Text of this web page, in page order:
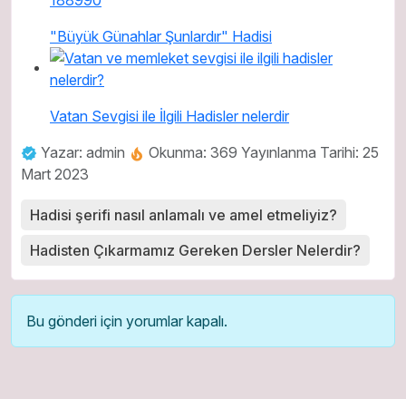
"Büyük Günahlar Şunlardır" Hadisi
Vatan Sevgisi ile İlgili Hadisler nelerdir
Yazar: admin
Okunma: 369 Yayınlanma Tarihi: 25
Mart 2023
Hadisi şerifi nasıl anlamalı ve amel etmeliyiz?
Hadisten Çıkarmamız Gereken Dersler Nelerdir?
Bu gönderi için yorumlar kapalı.